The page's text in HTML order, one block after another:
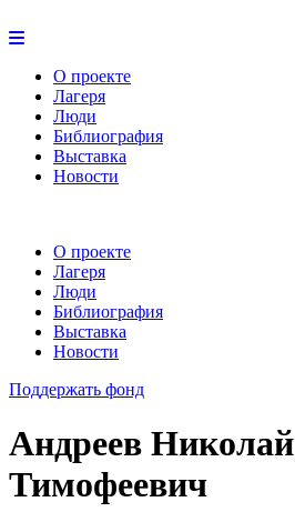
О проекте
Лагеря
Люди
Библиография
Выставка
Новости
О проекте
Лагеря
Люди
Библиография
Выставка
Новости
Поддержать фонд
Андреев Николай
Тимофеевич